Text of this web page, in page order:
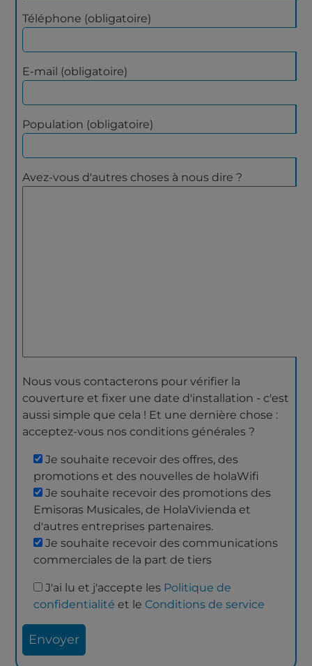
Téléphone (obligatoire)
E-mail (obligatoire)
Population (obligatoire)
Avez-vous d'autres choses à nous dire ?
Nous vous contacterons pour vérifier la
couverture et fixer une date d'installation - c'est
aussi simple que cela ! Et une dernière chose :
acceptez-vous nos conditions générales ?
Je souhaite recevoir des offres, des
promotions et des nouvelles de holaWifi
Je souhaite recevoir des promotions des
Emisoras Musicales, de HolaVivienda et
d'autres entreprises partenaires.
Je souhaite recevoir des communications
commerciales de la part de tiers
J'ai lu et j'accepte les Politique de
confidentialité et le Conditions de service